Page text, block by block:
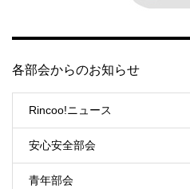
各部会からのお知らせ
Rincoo!ニュース
安心安全部会
青年部会